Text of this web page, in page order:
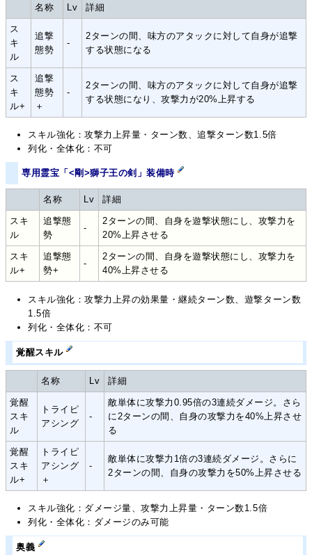
名称 Lv 詳細
ス
キ
ル
追撃
態勢
-
2ターンの間、味方のアタックに対して自身が追撃
する状態になる
ス
キ
ル+
追撃
態勢
＋
-
2ターンの間、味方のアタックに対して自身が追撃
する状態になり、攻撃力が20%上昇する
スキル強化：攻撃力上昇量・ターン数、追撃ターン数1.5倍
列化・全体化：不可
専用霊宝「<剛>獅子王の剣」装備時
名称 Lv 詳細
スキ
ル
追撃態
勢
-
2ターンの間、自身を遊撃状態にし、攻撃力を
20%上昇させる
スキ
ル+
追撃態
勢+
-
2ターンの間、自身を遊撃状態にし、攻撃力を
40%上昇させる
スキル強化：攻撃力上昇の効果量・継続ターン数、遊撃ターン数
1.5倍
列化・全体化：不可
覚醒スキル
名称 Lv 詳細
覚醒
スキ
ル
トライピ
アシング
-
敵単体に攻撃力0.95倍の3連続ダメージ。さら
に2ターンの間、自身の攻撃力を40%上昇させ
る
覚醒
スキ
ル+
トライピ
アシング
＋
-
敵単体に攻撃力1倍の3連続ダメージ。さらに
2ターンの間、自身の攻撃力を50%上昇させる
スキル強化：ダメージ量、攻撃力上昇量・ターン数1.5倍
列化・全体化：ダメージのみ可能
奥義